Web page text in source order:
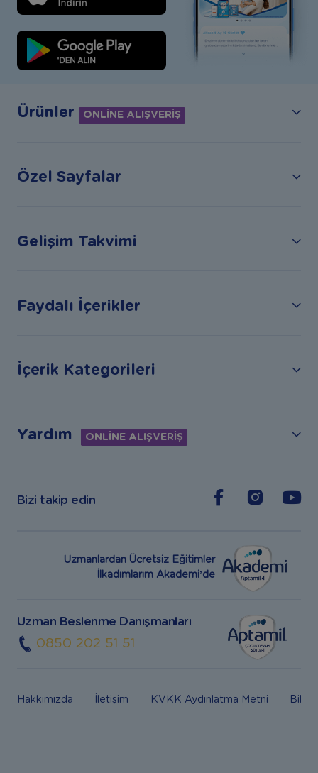
Ürünler ONLİNE ALIŞVERİŞ
Özel Sayfalar
Gelişim Takvimi
Faydalı İçerikler
İçerik Kategorileri
Yardım ONLİNE ALIŞVERİŞ
Bizi takip edin
Uzmanlardan Ücretsiz Eğitimler
İlkadımlarım Akademi’de
Uzman Beslenme Danışmanları
0850 202 51 51
Hakkımızda İletişim KVKK Aydınlatma Metni Bilgi